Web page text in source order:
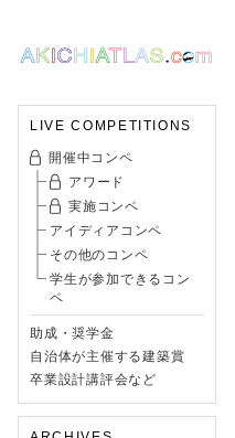
LIVE COMPETITIONS
開催中コンペ
アワード
実施コンペ
アイディアコンペ
その他のコンペ
学生が参加できるコン
ペ
助成・奨学金
自治体が主催する建築賞
卒業設計講評会など